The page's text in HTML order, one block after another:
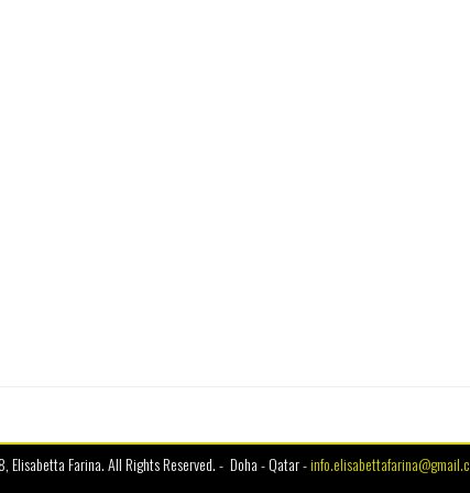
Elisabetta Farina. All Rights Reserved. - Doha - Qatar -